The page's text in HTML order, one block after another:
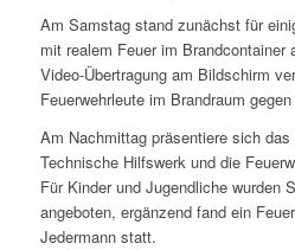
Am Samstag stand zunächst für
mit realem Feuer im Brandcontainer
Video-Übertragung am Bildschirm
Feuerwehrleute im Brandraum
Am Nachmittag präsentiere sich
Technische Hilfswerk und die
Für Kinder und Jugendliche wurden
angeboten, ergänzend fand ein
Jedermann statt.